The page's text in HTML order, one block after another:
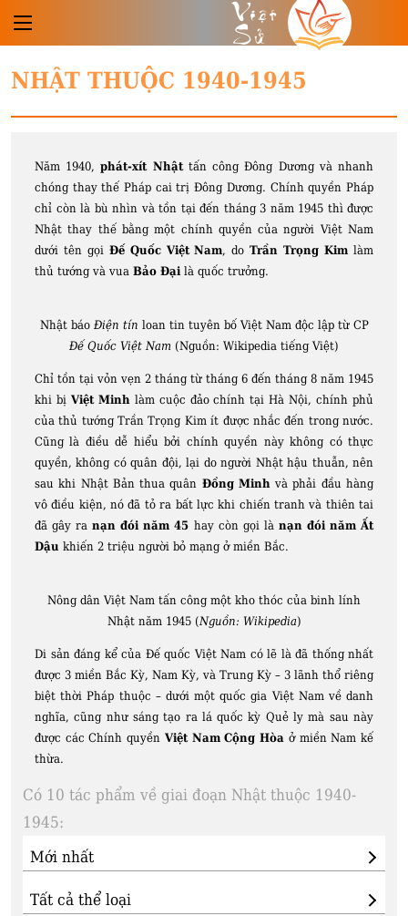
Việt
Sử
NHẬT THUỘC 1940-1945
Năm 1940, phát-xít Nhậttấn công Đông Dương và nhanh
chóng thay thế Pháp cai trị Đông Dương. Chính quyền Pháp
chỉ còn là bù nhìn và tồn tại đến tháng 3 năm 1945 thì được
Nhật thay thế bằng một chính quyền của người Việt Nam
dưới tên gọi Đế Quốc Việt Nam, doTrần Trọng Kim làm
thủ tướng và vua Bảo Đạilà quốc trưởng.
Nhật báo Điện tín loan tin tuyên bố Việt Nam độc lập từ CP
Đế Quốc Việt Nam (Nguồn: Wikipedia tiếng Việt)
Chỉ tồn tại vỏn vẹn 2 tháng từ tháng 6 đến tháng 8 năm 1945
khi bị Việt Minhlàm cuộc đảo chính tại Hà Nội, chính phủ
của thủ tướng Trần Trọng Kim ít được nhắc đến trong nước.
Cũng là điều dễ hiểu bởi chính quyền này không có thực
quyền, không có quân đội, lại do người Nhật hậu thuẫn, nên
sau khi Nhật Bản thua quân Đồng Minhvà phải đầu hàng
vô điều kiện, nó đã tỏ ra bất lực khi chiến tranh và thiên tai
đã gây ranạn đói năm 45 hay còn gọi là nạn đói năm Ất
Dậu khiến 2 triệu người bỏ mạng ở miền Bắc.
Nông dân Việt Nam tấn công một kho thóc của binh lính
Nhật năm 1945 (Nguồn: Wikipedia)
Di sản đáng kể của Đế quốc Việt Nam có lẽ là đã thống nhất
được 3 miền Bắc Kỳ, Nam Kỳ, và Trung Kỳ – 3 lãnh thổ riêng
biệt thời Pháp thuộc – dưới một quốc gia Việt Nam về danh
nghĩa, cũng như sáng tạo ra lá quốc kỳ Quẻ ly mà sau này
được các Chính quyền Việt Nam Cộng Hòa ở miền Nam kế
thừa.
Có 10 tác phẩm về giai đoạn Nhật thuộc 1940-
1945: